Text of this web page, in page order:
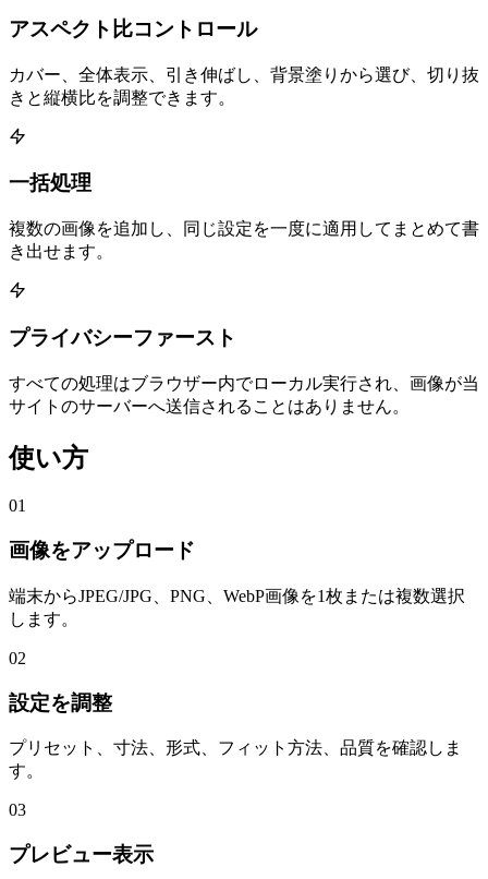
アスペクト比コントロール
カバー、全体表示、引き伸ばし、背景塗りから選び、切り抜
きと縦横比を調整できます。
一括処理
複数の画像を追加し、同じ設定を一度に適用してまとめて書
き出せます。
プライバシーファースト
すべての処理はブラウザー内でローカル実行され、画像が当
サイトのサーバーへ送信されることはありません。
使い方
01
画像をアップロード
端末からJPEG/JPG、PNG、WebP画像を1枚または複数選択
します。
02
設定を調整
プリセット、寸法、形式、フィット方法、品質を確認しま
す。
03
プレビュー表示